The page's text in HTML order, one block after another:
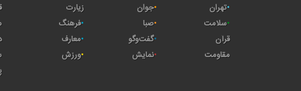
تهران
جوان
زیارت
سلامت
صبا
فرهنگ
قرآن
گفت‌وگو
معارف
مقاومت
نمایش ورزش